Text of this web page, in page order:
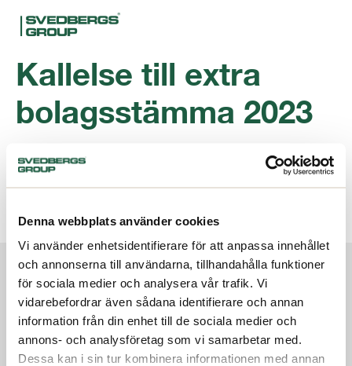
Denna webbplats använder cookies
Vi använder enhetsidentifierare för att anpassa innehållet
och annonserna till användarna, tillhandahålla funktioner
för sociala medier och analysera vår trafik. Vi
vidarebefordrar även sådana identifierare och annan
information från din enhet till de sociala medier och
annons- och analysföretag som vi samarbetar med.
Dessa kan i sin tur kombinera informationen med annan
Kallelse till extra
bolagsstämma 2023
bolagsstämma 2023
Kategorier:2023 Extra bolagsstämma
Om oss
Investerare
Hållbarhet
Terms and conditions
Code of conduct
Whistleblowing service